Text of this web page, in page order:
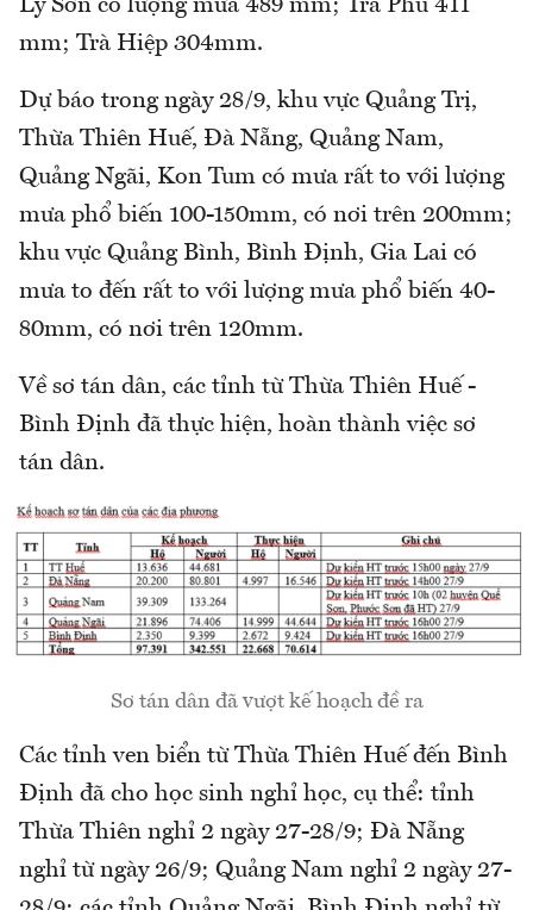
Lý Sơn có lượng mưa 489 mm; Trà Phú 411
mm; Trà Hiệp 304mm.
Dự báo trong ngày 28/9, khu vực Quảng Trị,
Thừa Thiên Huế, Đà Nẵng, Quảng Nam,
Quảng Ngãi, Kon Tum có mưa rất to với lượng
mưa phổ biến 100-150mm, có nơi trên 200mm;
khu vực Quảng Bình, Bình Định, Gia Lai có
mưa to đến rất to với lượng mưa phổ biến 40-
80mm, có nơi trên 120mm.
Về sơ tán dân, các tỉnh từ Thừa Thiên Huế -
Bình Định đã thực hiện, hoàn thành việc sơ
tán dân.
Sơ tán dân đã vượt kế hoạch đề ra
Các tỉnh ven biển từ Thừa Thiên Huế đến Bình
Định đã cho học sinh nghỉ học, cụ thể: tỉnh
Thừa Thiên nghỉ 2 ngày 27-28/9; Đà Nẵng
nghỉ từ ngày 26/9; Quảng Nam nghỉ 2 ngày 27-